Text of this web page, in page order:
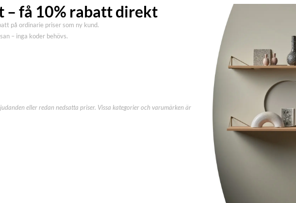
– få 10% rabatt direkt
på ordinarie priser som ny kund.
– inga koder behövs.
eller redan nedsatta priser. Vissa kategorier och varumärken är